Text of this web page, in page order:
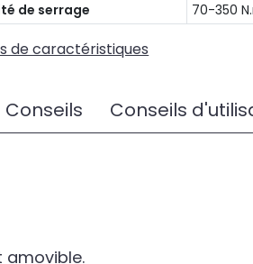
de serrage
70-350
de caractéristiques
Conseils Conseils
amovible.